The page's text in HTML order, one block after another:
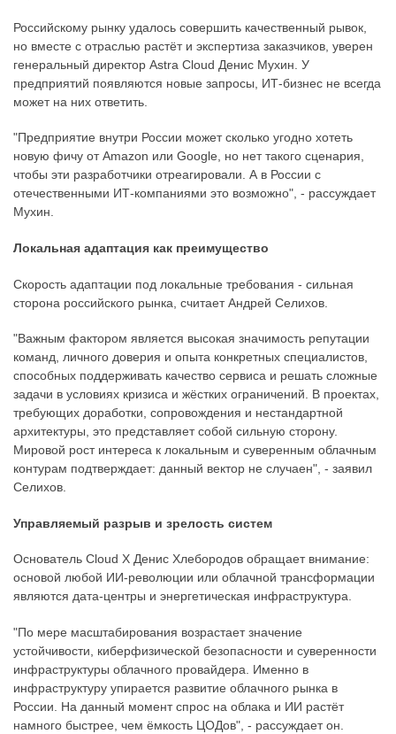
Российскому рынку удалось совершить качественный рывок,
но вместе с отраслью растёт и экспертиза заказчиков, уверен
генеральный директор Astra Cloud Денис Мухин. У
предприятий появляются новые запросы, ИТ-бизнес не всегда
может на них ответить.
"Предприятие внутри России может сколько угодно хотеть
новую фичу от Amazon или Google, но нет такого сценария,
чтобы эти разработчики отреагировали. А в России с
отечественными ИТ-компаниями это возможно", - рассуждает
Мухин.
Локальная адаптация как преимущество
Скорость адаптации под локальные требования - сильная
сторона российского рынка, считает Андрей Селихов.
"Важным фактором является высокая значимость репутации
команд, личного доверия и опыта конкретных специалистов,
способных поддерживать качество сервиса и решать сложные
задачи в условиях кризиса и жёстких ограничений. В проектах,
требующих доработки, сопровождения и нестандартной
архитектуры, это представляет собой сильную сторону.
Мировой рост интереса к локальным и суверенным облачным
контурам подтверждает: данный вектор не случаен", - заявил
Селихов.
Управляемый разрыв и зрелость систем
Основатель Cloud X Денис Хлебородов обращает внимание:
основой любой ИИ-революции или облачной трансформации
являются дата-центры и энергетическая инфраструктура.
"По мере масштабирования возрастает значение
устойчивости, киберфизической безопасности и суверенности
инфраструктуры облачного провайдера. Именно в
инфраструктуру упирается развитие облачного рынка в
России. На данный момент спрос на облака и ИИ растёт
намного быстрее, чем ёмкость ЦОДов", - рассуждает он.